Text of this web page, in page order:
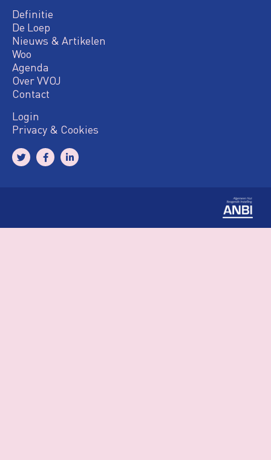
Definitie
De Loep
Nieuws & Artikelen
Woo
Agenda
Over VVOJ
Contact
Login
Privacy & Cookies